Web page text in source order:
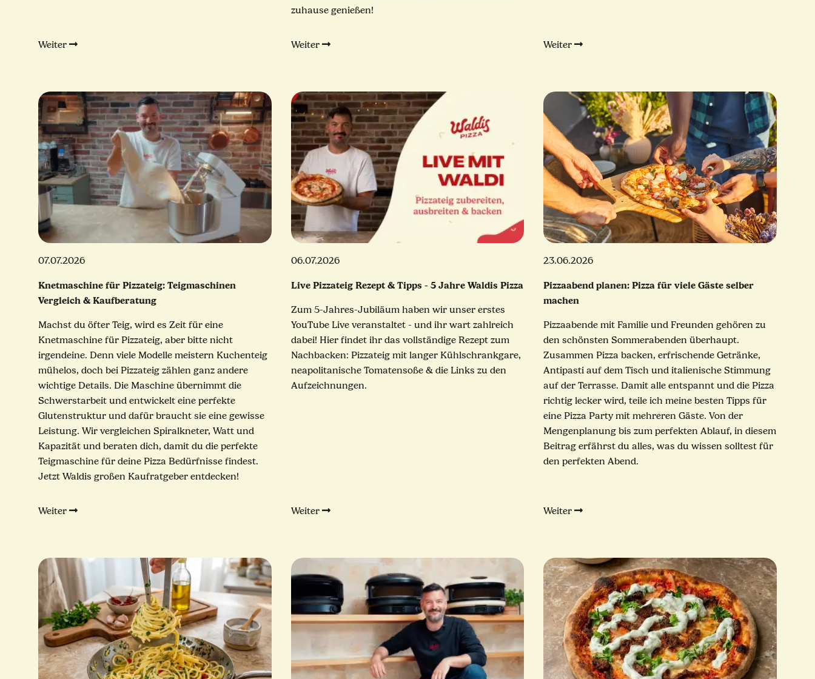
Weiter
zuhause genießen!
Weiter Weiter
07.07.2026
Knetmaschine für Pizzateig: Teigmaschinen
Vergleich & Kaufberatung
Machst du öfter Teig, wird es Zeit für eine
Knetmaschine für Pizzateig, aber bitte nicht
irgendeine. Denn viele Modelle meistern Kuchenteig
mühelos, doch bei Pizzateig zählen ganz andere
wichtige Details. Die Maschine übernimmt die
Schwerstarbeit und entwickelt eine perfekte
Glutenstruktur und dafür braucht sie eine gewisse
Leistung. Wir vergleichen Spiralkneter, Watt und
Kapazität und beraten dich, damit du die perfekte
Teigmaschine für deine Pizza Bedürfnisse findest.
Jetzt Waldis großen Kaufratgeber entdecken!
Weiter
06.07.2026
Live Pizzateig Rezept & Tipps - 5 Jahre Waldis Pizza
Zum 5-Jahres-Jubiläum haben wir unser erstes
YouTube Live veranstaltet - und ihr wart zahlreich
dabei! Hier findet ihr das vollständige Rezept zum
Nachbacken: Pizzateig mit langer Kühlschrankgare,
neapolitanische Tomatensoße & die Links zu den
Aufzeichnungen.
Weiter
23.06.2026
Pizzaabend planen: Pizza für viele Gäste selber
machen
Pizzaabende mit Familie und Freunden gehören zu
den schönsten Sommerabenden überhaupt.
Zusammen Pizza backen, erfrischende Getränke,
Antipasti auf dem Tisch und italienische Stimmung
auf der Terrasse. Damit alle entspannt und die Pizza
richtig lecker wird, teile ich meine besten Tipps für
eine Pizza Party mit mehreren Gäste. Von der
Mengenplanung bis zum perfekten Ablauf, in diesem
Beitrag erfährst du alles, was du wissen solltest für
den perfekten Abend.
Weiter